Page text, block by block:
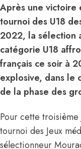
Après une victoire
tournoi des U18
2022, la sélection
catégorie U18
français ce soir à
explosive, dans le
de la phase des
Pour cette
tournoi des Jeux
sélectionneur